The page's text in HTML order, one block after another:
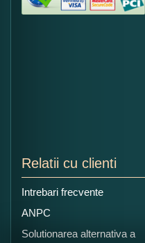
Relatii cu clienti
Intrebari frecvente
ANPC
Solutionarea alternativa a